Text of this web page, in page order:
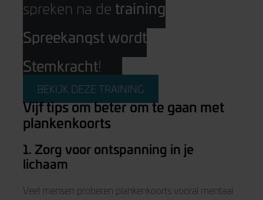
spreken na de training
Spreekangst wordt
Stemkracht!
BEKIJK DEZE TRAINING
Vijf tips om beter om te gaan met
plankenkoorts
1. Zorg voor ontspanning in je
lichaam
Veel mensen proberen plankenkoorts vooral mentaal